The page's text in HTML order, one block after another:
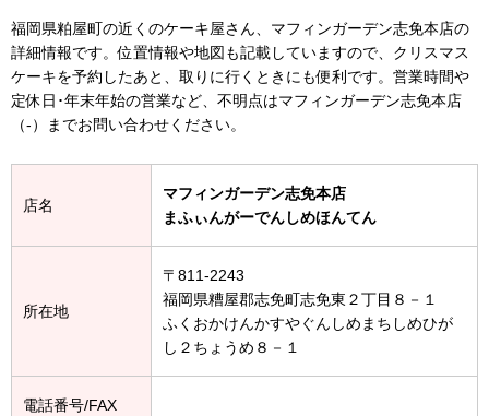
福岡県粕屋町の近くのケーキ屋さん、マフィンガーデン志免本店の
詳細情報です。位置情報や地図も記載していますので、クリスマス
ケーキを予約したあと、取りに行くときにも便利です。営業時間や
定休日･年末年始の営業など、不明点はマフィンガーデン志免本店
（-）までお問い合わせください。
店名
マフィンガーデン志免本店
まふぃんがーでんしめほんてん
所在地
〒811-2243
福岡県糟屋郡志免町志免東２丁目８－１
ふくおかけんかすやぐんしめまちしめひが
し２ちょうめ８－１
電話番号/FAX